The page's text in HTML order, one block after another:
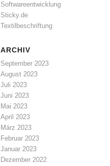
Softwareentwicklung
Sticky.de
Textilbeschriftung
ARCHIV
September 2023
August 2023
Juli 2023
Juni 2023
Mai 2023
April 2023
März 2023
Februar 2023
Januar 2023
Dezember 2022